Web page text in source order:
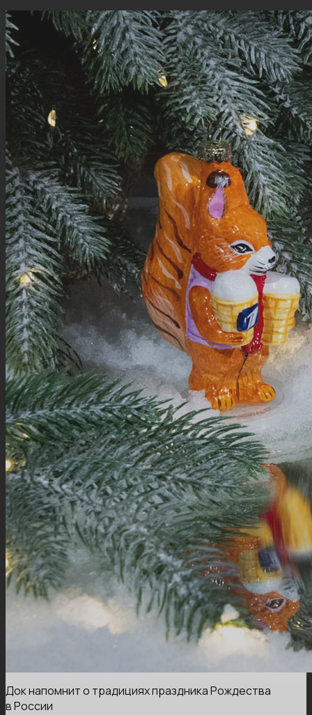
Док напомнит о традициях праздника Рождества
в России